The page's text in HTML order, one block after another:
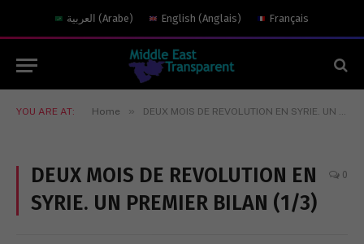
العربية (Arabe) English (Anglais) Français
YOU ARE AT: Home » DEUX MOIS DE REVOLUTION EN SYRIE. UN PREMIER BILAN (1/3)
DEUX MOIS DE REVOLUTION EN
SYRIE. UN PREMIER BILAN (1/3)
0